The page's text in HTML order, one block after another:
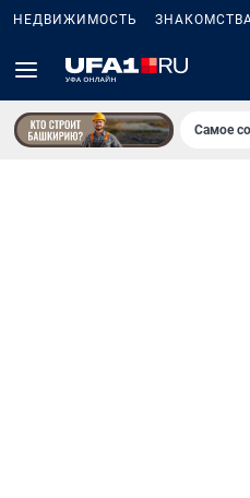
НЕДВИЖИМОСТЬ
Самое